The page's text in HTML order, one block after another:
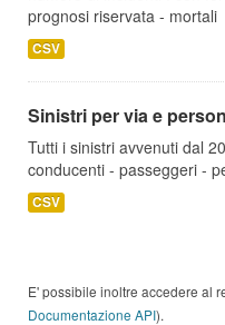
prognosi riservata - mortali
CSV
Sinistri per via e
Tutti i sinistri avvenuti dal
conducenti - passeggeri -
CSV
E' possibile inoltre accedere al
Documentazione API).